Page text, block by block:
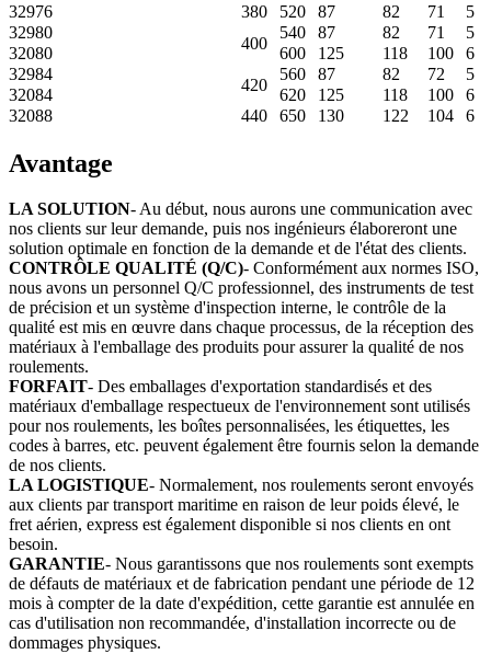
32976
380 520 87 82 71
5
32980
400
540 87 82 71
5
32080
600 125 118 100
6
32984
420
560 87 82 72
5
32084
620 125 118 100
6
32088
440 650 130 122 104 6
Avantage
LA SOLUTION- Au début, nous aurons une communication avec
nos clients sur leur demande, puis nos ingénieurs élaboreront une
solution optimale en fonction de la demande et de l'état des clients.
CONTRÔLE QUALITÉ (Q/C)- Conformément aux normes ISO,
nous avons un personnel Q/C professionnel, des instruments de test
de précision et un système d'inspection interne, le contrôle de la
qualité est mis en œuvre dans chaque processus, de la réception des
matériaux à l'emballage des produits pour assurer la qualité de nos
roulements.
FORFAIT- Des emballages d'exportation standardisés et des
matériaux d'emballage respectueux de l'environnement sont utilisés
pour nos roulements, les boîtes personnalisées, les étiquettes, les
codes à barres, etc. peuvent également être fournis selon la demande
de nos clients.
LA LOGISTIQUE- Normalement, nos roulements seront envoyés
aux clients par transport maritime en raison de leur poids élevé, le
fret aérien, express est également disponible si nos clients en ont
besoin.
GARANTIE- Nous garantissons que nos roulements sont exempts
de défauts de matériaux et de fabrication pendant une période de 12
mois à compter de la date d'expédition, cette garantie est annulée en
cas d'utilisation non recommandée, d'installation incorrecte ou de
dommages physiques.